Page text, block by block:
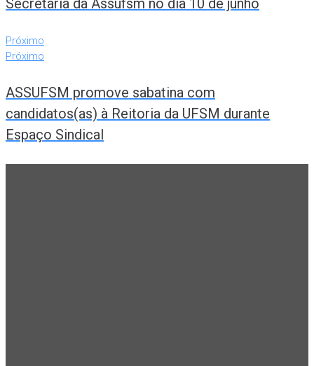
Secretaria da Assufsm no dia 10 de junho
Próximo
Próximo
ASSUFSM promove sabatina com
candidatos(as) à Reitoria da UFSM durante
Espaço Sindical